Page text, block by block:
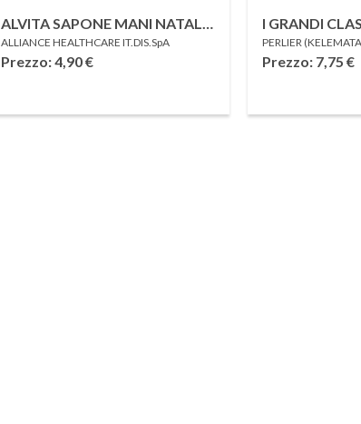
ALVITA SAPONE MANI NATALE
2023 MANDARINO E
CARDAMOMO 250 ML
ALLIANCE HEALTHCARE IT.DIS.SpA
Prezzo: 4,90€
I GRANDI
COFANETTO
SCHIUMA
PERLIER
Prezzo: 7,75 €